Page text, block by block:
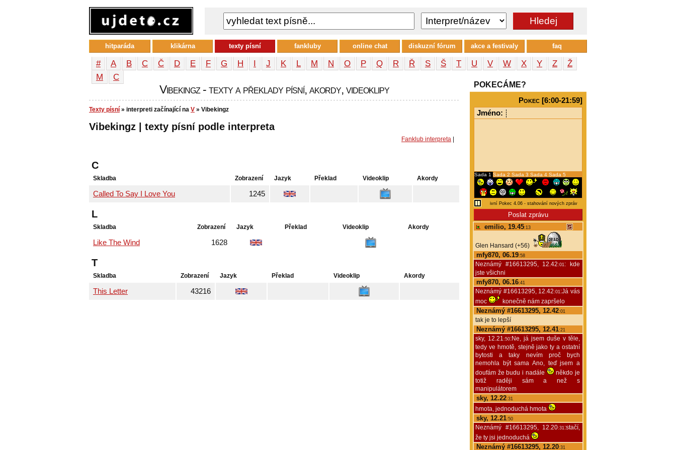
# A B C Č D E F G H I J K L M N O P Q R Ř S Š T U V W X Y Z
Ž
М
С
Vibekingz - texty a překlady písní, akordy, videoklipy
Texty písní » interpreti začínající na V » Vibekingz
Vibekingz | texty písní podle interpreta
Fanklub interpreta
C
Skladba Zobrazení Jazyk Překlad Videoklip Akordy
Called To Say I Love You 1245
L
Skladba Zobrazení Jazyk Překlad Videoklip Akordy
Like The Wind 1628
T
Skladba Zobrazení Jazyk Překlad Videoklip Akordy
This Letter 43216
POKECÁME?
Pokec [6:00-21:59]
Jméno:
Sada 1 Sada 2 Sada 3 Sada 4 Sada 5
emilio, 19.45:13
Glen Hansard (+56)
mfy870, 06.19:58
Neznámý #16613295, 12.42:01: kde
jste všichni
mfy870, 06.16:41
Neznámý #16613295, 12.42:01:Já vás
moc
konečně nám zapršelo
Neznámý #16613295, 12.42:01
tak je to lepší
Neznámý #16613295, 12.41:21
sky, 12.21:50:Ne, já jsem duše v těle,
tedy ve hmotě, stejně jako ty a ostatní
bytosti a taky nevím proč bych
nemohla být sama Ano, teď jsem a
doufám že budu i nadále
někdo je
totiž raději sám a než s
manipulátorem
sky, 12.22:31
hmota, jednoduchá hmota
sky, 12.21:50
Neznámý #16613295, 12.20:31:stačí,
že ty jsi jednoduchá
Neznámý #16613295, 12.20:31
hitparáda klikárna texty písní fankluby online chat diskuzní fórum akce a festivaly faq